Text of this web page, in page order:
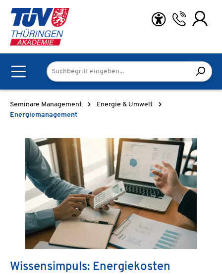
Zum Hauptinhalt springen
Seminare Management
Energie & Umwelt
Energiemanagement
Bildergalerie überspringen
Wissensimpuls: Energiekosten